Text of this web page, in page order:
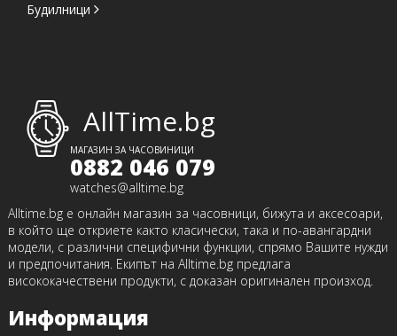
Будилници
AllTime.bg
МАГАЗИН ЗА ЧАСОВИНИЦИ
0882 046 079
watches@alltime.bg
Alltime.bg е онлайн магазин за часовници, бижута и аксесоари,
в който ще откриете както класически, така и по-авангардни
модели, с различни специфични функции, спрямо Вашите нужди
и предпочитания. Екипът на Alltime.bg предлага
висококачествени продукти, с доказан оригинален произход.
Информация